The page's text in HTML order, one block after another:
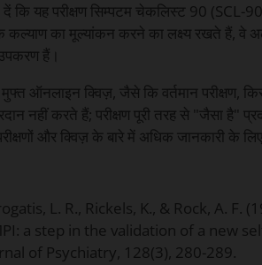
दें कि यह परीक्षण सिम्पटम चेकलिस्ट 90 (SCL-
कल्याण का मूल्यांकन करने का लक्ष्य रखते हैं, वे
हैं।
ऑनलाइन क्विज़, जैसे कि वर्तमान परीक्षण,
नहीं करते हैं; परीक्षण पूरी तरह से "जैसा है"
और क्विज़ के बारे में अधिक जानकारी के
L. R., Rickels, K., & Rock, A. F.
a step in the validation of a new
of Psychiatry, 128(3), 280-289.